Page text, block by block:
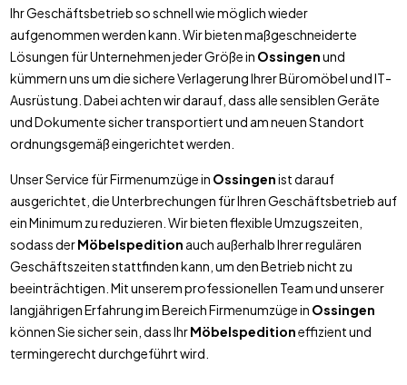
Ihr Geschäftsbetrieb so schnell wie möglich wieder
aufgenommen werden kann. Wir bieten maßgeschneiderte
Lösungen für Unternehmen jeder Größe in Ossingenund
kümmern uns um die sichere Verlagerung Ihrer Büromöbel und IT-
Ausrüstung. Dabei achten wir darauf, dass alle sensiblen Geräte
und Dokumente sicher transportiert und am neuen Standort
ordnungsgemäß eingerichtet werden.
Unser Service für Firmenumzüge in Ossingenist darauf
ausgerichtet, die Unterbrechungen für Ihren Geschäftsbetrieb auf
ein Minimum zu reduzieren. Wir bieten flexible Umzugszeiten,
sodass derMöbelspedition auch außerhalb Ihrer regulären
Geschäftszeiten stattfinden kann, um den Betrieb nicht zu
beeinträchtigen. Mit unserem professionellen Team und unserer
langjährigen Erfahrung im Bereich Firmenumzüge in Ossingen
können Sie sicher sein, dass IhrMöbelspeditioneffizient und
termingerecht durchgeführt wird.